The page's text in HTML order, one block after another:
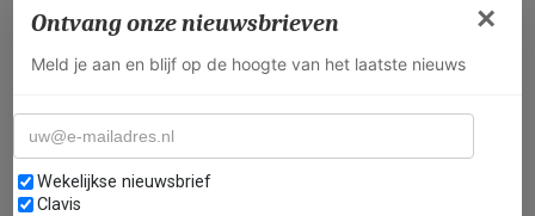
wat de Pinksternoveen is, die met
Hemelvaart begint.
Hemelvaart niet alleen te kennen als
vrije donderdag, maar als een feest met
inhoud en betekenis.
×
Ontvang onze nieuwsbrieven
Meld je aan en blijf op de hoogte van het laatste nieuws
E-mailadres
Selecteer nieuwsbrieven
Wekelijkse nieuwsbrief
Clavis